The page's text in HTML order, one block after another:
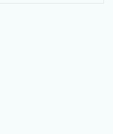
wassen. De grote